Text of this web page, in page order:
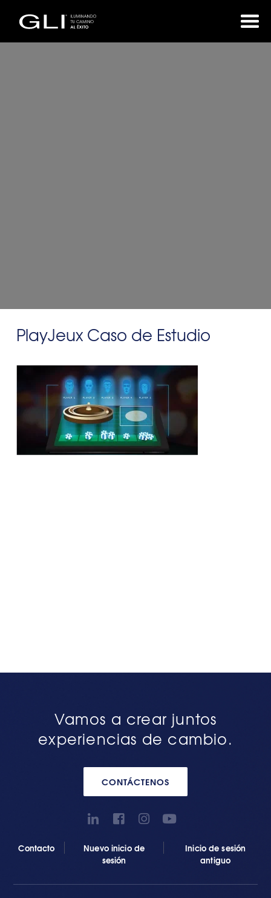
PlayJeux Caso de Estudio
Vamos a crear juntos
experiencias de cambio.
CONTÁCTENOS
Contacto
Nuevo inicio de
sesión
Inicio de sesión
antiguo